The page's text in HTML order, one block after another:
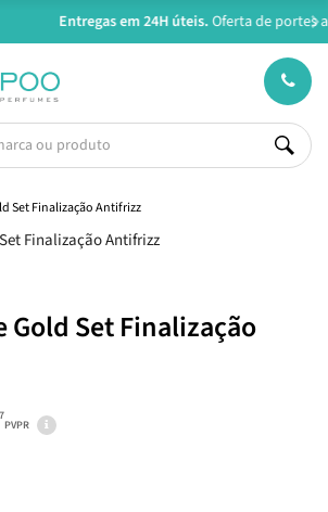
24H úteis.Oferta de portes a partir de €45*
Set Finalização Antifrizz
Gold Set Finalização
PVPR